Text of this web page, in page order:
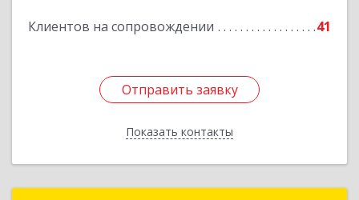
Клиентов на сопровождении 41
Отправить заявку
Показать контакты
Отправить заявку
Назад